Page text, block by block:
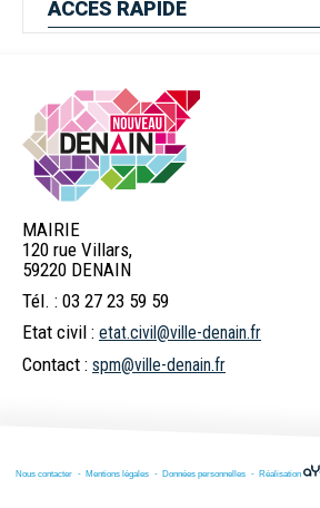
ACCÈS RAPIDE
Mes services en
ligne
Logement
spectacles
marché
Numéros d'urgence
MAIRIE
120 rue Villars,
59220 DENAIN
Tél. : 03 27 23 59 59
Etat civil : etat.civil@ville-denain.fr
Contact : spm@ville-denain.fr
Nous contacter Mentions légales Données personnelles Réalisation